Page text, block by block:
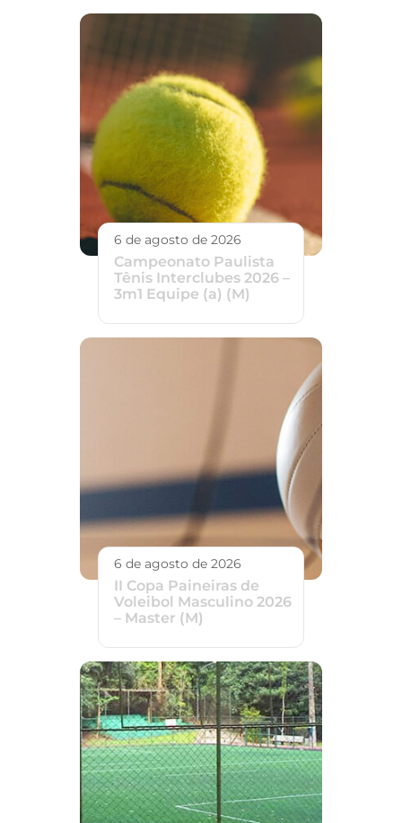
6 de agosto de 2026
Campeonato Paulista
Tênis Interclubes 2026 –
3m1 Equipe (a) (M)
6 de agosto de 2026
II Copa Paineiras de
Voleibol Masculino 2026
– Master (M)